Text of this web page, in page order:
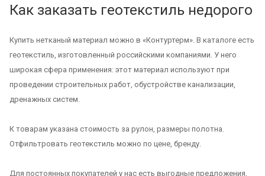
Как заказать геотекстиль недорого
Купить нетканый материал можно в «Контуртерм». В каталоге есть
геотекстиль, изготовленный российскими компаниями. У него
широкая сфера применения: этот материал используют при
проведении строительных работ, обустройстве канализации,
дренажных систем.
К товарам указана стоимость за рулон, размеры полотна.
Отфильтровать геотекстиль можно по цене, бренду.
Для постоянных покупателей у нас есть выгодные предложения,